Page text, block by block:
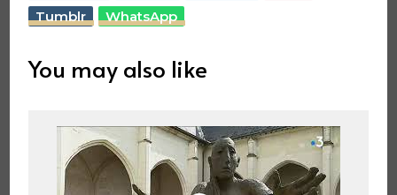
Tumblr
WhatsApp
You may also like